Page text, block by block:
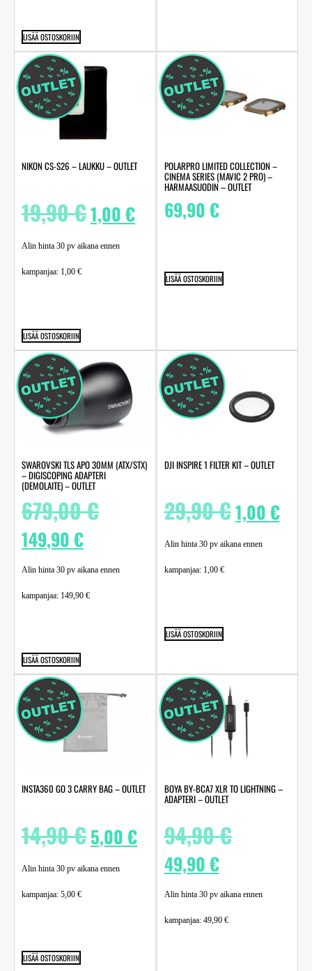
LISÄÄ OSTOSKORIIN
NIKON CS-S26 – LAUKKU – OUTLET
19,90€1,00€
Alin hinta 30 pv aikana ennen
kampanjaa: 1,00 €
LISÄÄ OSTOSKORIIN
POLARPRO LIMITED COLLECTION –
CINEMA SERIES (MAVIC 2 PRO) –
HARMAASUODIN – OUTLET
69,90€
LISÄÄ OSTOSKORIIN
SWAROVSKI TLS APO 30MM (ATX/STX)
– DIGISCOPING ADAPTERI
(DEMOLAITE) – OUTLET
679,00€
149,90€
Alin hinta 30 pv aikana ennen
kampanjaa: 149,90 €
LISÄÄ OSTOSKORIIN
DJI INSPIRE 1 FILTER KIT – OUTLET
29,90€1,00€
Alin hinta 30 pv aikana ennen
kampanjaa: 1,00 €
LISÄÄ OSTOSKORIIN
INSTA360 GO 3 CARRY BAG – OUTLET
14,90€5,00€
Alin hinta 30 pv aikana ennen
kampanjaa: 5,00 €
LISÄÄ OSTOSKORIIN
BOYA BY-BCA7 XLR TO LIGHTNING –
ADAPTERI – OUTLET
94,90€
49,90€
Alin hinta 30 pv aikana ennen
kampanjaa: 49,90 €